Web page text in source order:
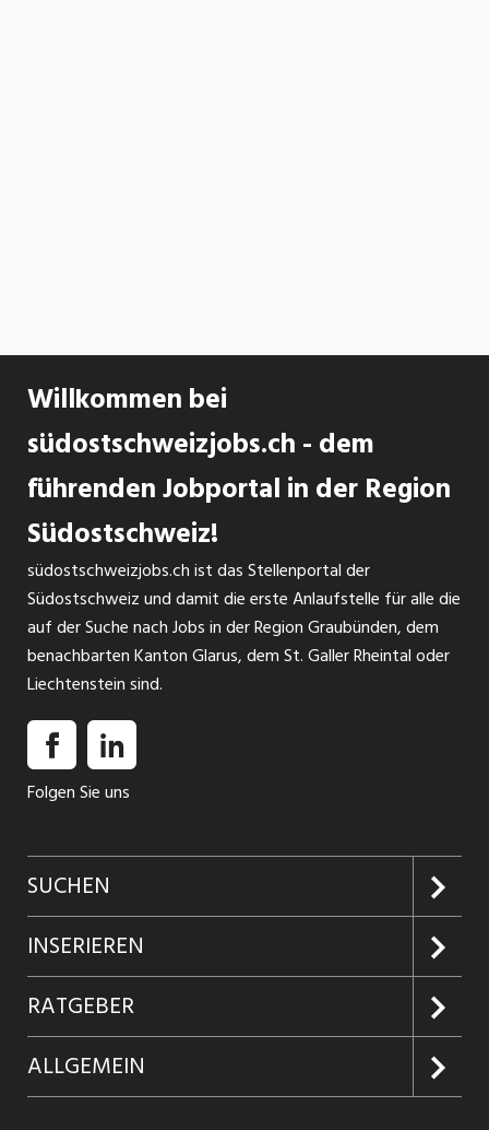
Willkommen bei
südostschweizjobs.ch - dem
führenden Jobportal in der Region
Südostschweiz!
südostschweizjobs.ch ist das Stellenportal der
Südostschweiz und damit die erste Anlaufstelle für alle die
auf der Suche nach Jobs in der Region Graubünden, dem
benachbarten Kanton Glarus, dem St. Galler Rheintal oder
Liechtenstein sind.
Folgen Sie uns
SUCHEN
Jobs suchen
Jobabo
Firmen entdecken
Jobs in Graubünden
INSERIEREN
Kundenlogin
Inserieren
Produkte
RATGEBER
Glossar
ALLGEMEIN